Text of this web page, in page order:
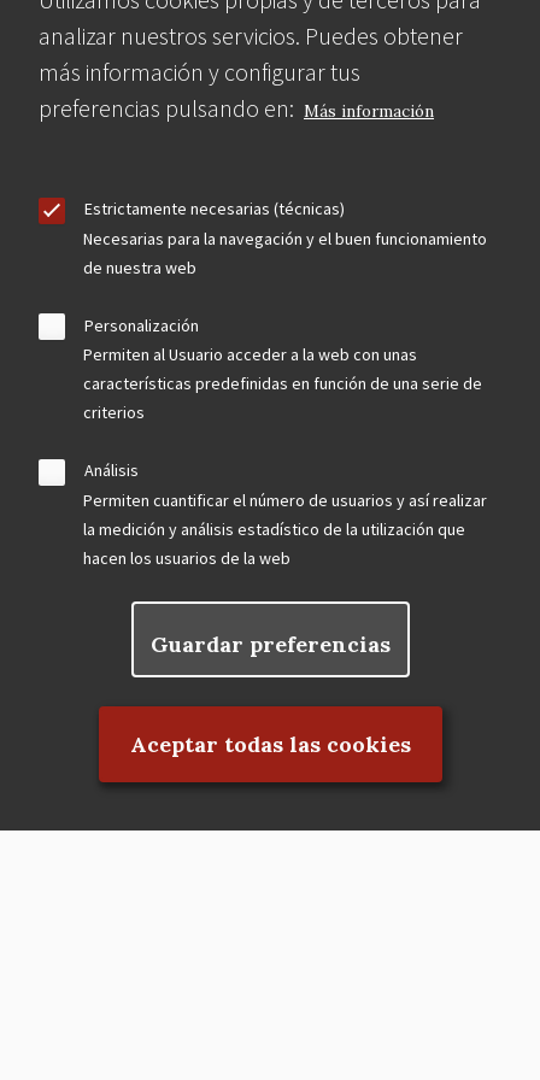
analizar nuestros servicios. Puedes obtener
más información y configurar tus
preferencias pulsando en: Más información
Estrictamente necesarias (técnicas)
Necesarias para la navegación y el buen funcionamiento
de nuestra web
Personalización
Permiten al Usuario acceder a la web con unas
características predefinidas en función de una serie de
criterios
Análisis
Permiten cuantificar el número de usuarios y así realizar
la medición y análisis estadístico de la utilización que
hacen los usuarios de la web
Guardar preferencias
Aceptar todas las cookies